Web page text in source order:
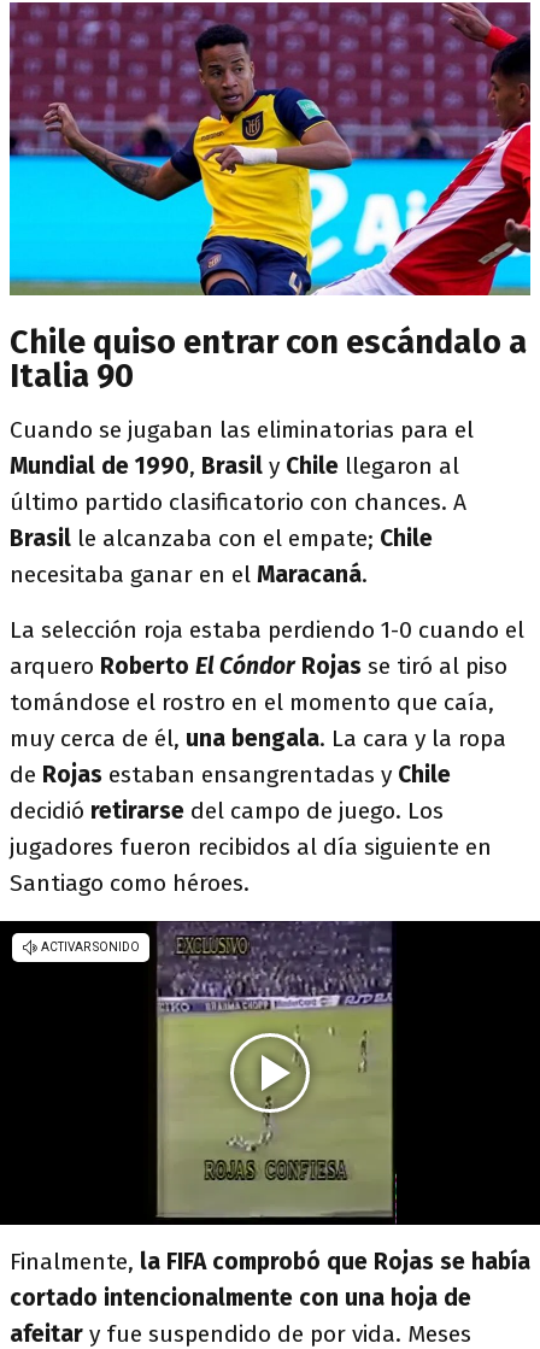
Chile quiso entrar con escándalo a
Italia 90
Cuando se jugaban las eliminatorias para el
Mundial de 1990, Brasil y Chile llegaron al
último partido clasificatorio con chances. A
Brasil le alcanzaba con el empate; Chile
necesitaba ganar en el Maracaná.
La selección roja estaba perdiendo 1-0 cuando el
arquero Roberto El CóndorRojas se tiró al piso
tomándose el rostro en el momento que caía,
muy cerca de él, una bengala. La cara y la ropa
de Rojas estaban ensangrentadas y Chile
decidió retirarse del campo de juego. Los
jugadores fueron recibidos al día siguiente en
Santiago como héroes.
Finalmente, la FIFA comprobó que Rojas se había
cortado intencionalmente con una hoja de
afeitar y fue suspendido de por vida. Meses